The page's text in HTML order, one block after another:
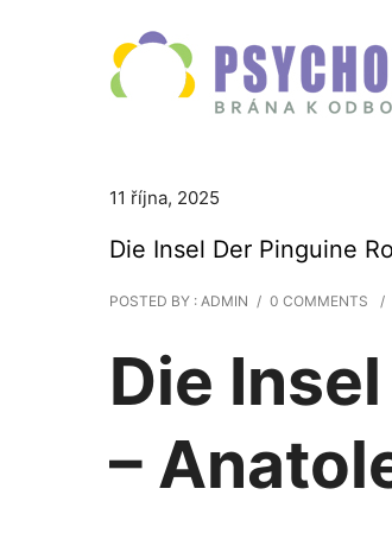
11 října, 2025
Die Insel Der Pinguine
POSTED BY : ADMIN / 0 COMMENTS /
Die
–